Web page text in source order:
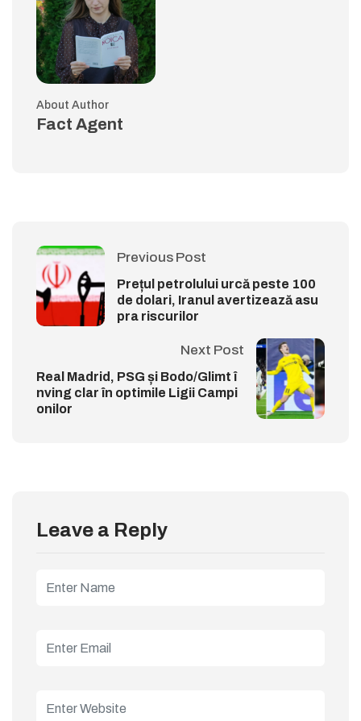
About Author
Fact Agent
Previous Post
Prețul petrolului urcă peste 100
de dolari, Iranul avertizează asu
pra riscurilor
Next Post
Real Madrid, PSG și Bodo/Glimt î
nving clar în optimile Ligii Campi
onilor
Leave a Reply